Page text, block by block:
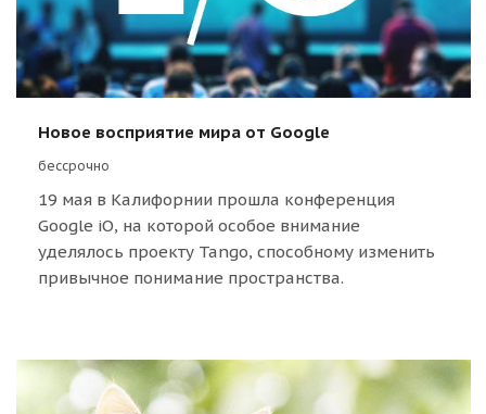
Новое восприятие мира от Google
бессрочно
19 мая в Калифорнии прошла конференция
Google iO, на которой особое внимание
уделялось проекту Tango, способному изменить
привычное понимание пространства.